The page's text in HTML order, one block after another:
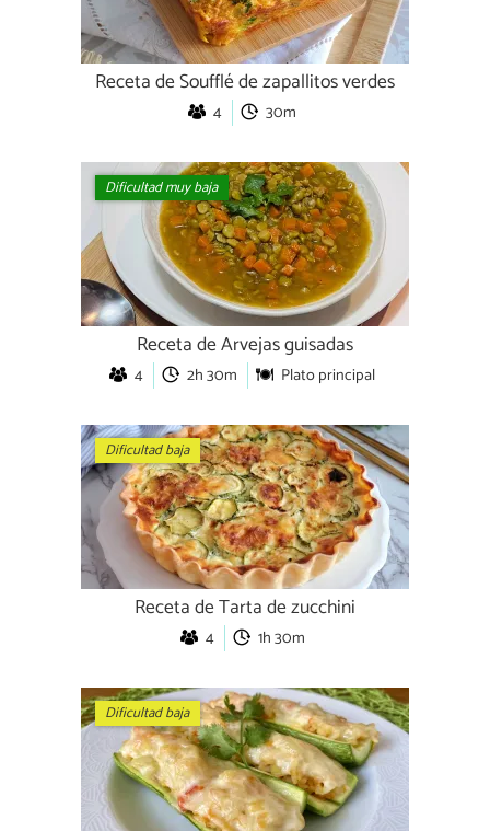
Receta de Soufflé de zapallitos verdes
4 30m
Dificultad muy baja
Receta de Arvejas guisadas
4 2h 30m Plato principal
Dificultad baja
Receta de Tarta de zucchini
4 1h 30m
Dificultad baja